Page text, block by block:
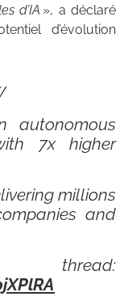
d’IA », a déclaré
d’évolution
autonomous
7x higher
millions
and